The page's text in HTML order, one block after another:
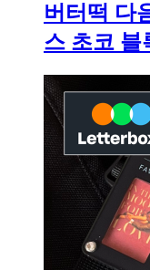
버터떡 다
스 초코 블